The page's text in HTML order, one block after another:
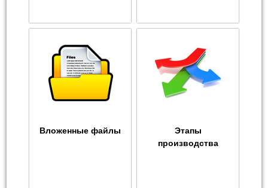
Вложенные файлы
Этапы
производства